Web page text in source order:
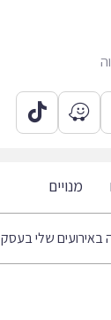
מנויים
שלי בעסק זה